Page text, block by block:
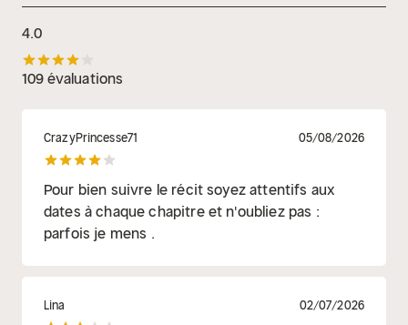
4.0
109 évaluations
CrazyPrincesse71 05/08/2026
Pour bien suivre le récit soyez attentifs aux
dates à chaque chapitre et n'oubliez pas :
parfois je mens .
Lina 02/07/2026